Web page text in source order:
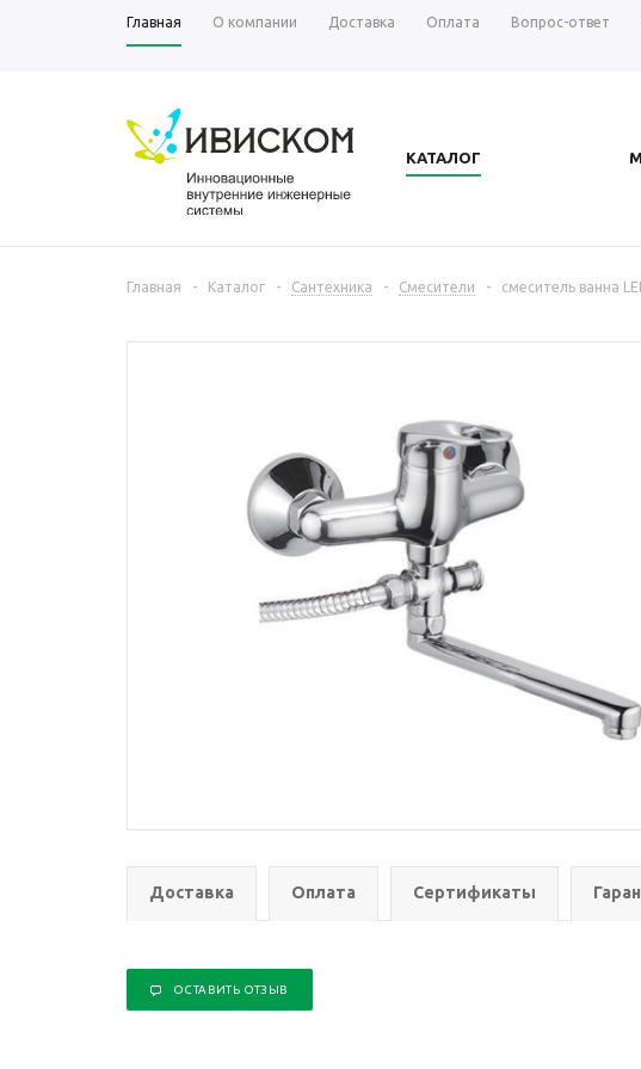
Главная О компании Доставка Оплата Вопрос-ответ
КАТАЛОГ
Главная - Каталог - Сантехника - Смесители - смеситель ванна
Доставка Оплата Сертификаты
ОСТАВИТЬ ОТЗЫВ